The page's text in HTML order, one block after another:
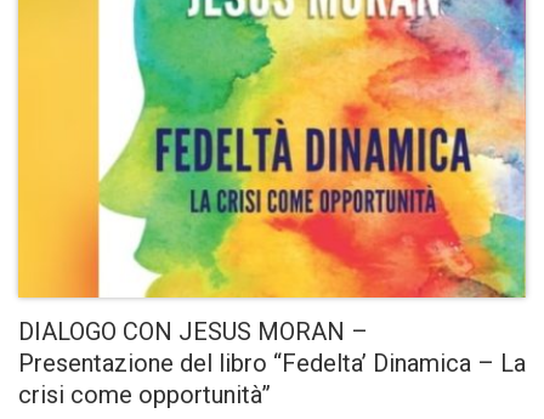
DIALOGO CON JESUS MORAN –
Presentazione del libro “Fedelta’ Dinamica – La
crisi come opportunità”